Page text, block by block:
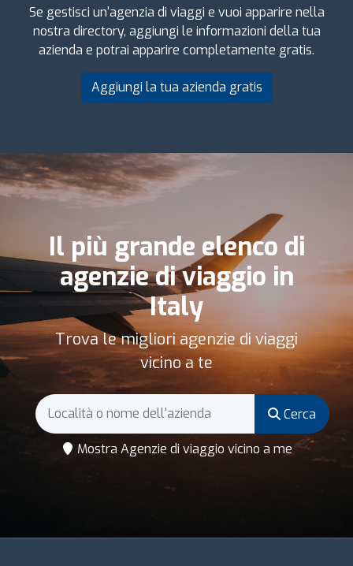
Se gestisci un'agenzia di viaggi e vuoi apparire nella
nostra directory, aggiungi le informazioni della tua
azienda e potrai apparire completamente gratis.
Aggiungi la tua azienda gratis
Il più grande elenco di
agenzie di viaggio in
Italy
Trova le migliori agenzie di viaggi
vicino a te
Cerca
Mostra Agenzie di viaggio vicino a me